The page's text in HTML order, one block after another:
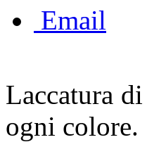
Email
Laccatura
ogni colore.